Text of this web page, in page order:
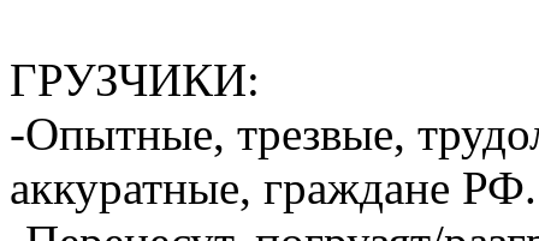
ГРУЗЧИКИ:
-Опытные, трезвые,
аккуратные, граждане РФ.